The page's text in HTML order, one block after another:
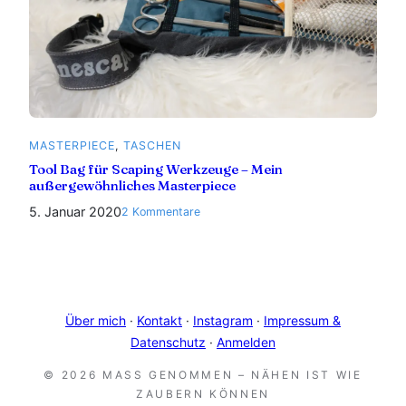
MASTERPIECE, TASCHEN
Tool Bag für Scaping Werkzeuge – Mein
außergewöhnliches Masterpiece
5. Januar 20202 Kommentarezu
–
Mein
Masterpiece
Über mich · Kontakt · Instagram · Impressum &
Datenschutz · Anmelden
© 2026 MASS GENOMMEN – NÄHEN IST WIE Z
AUBERN KÖNNEN